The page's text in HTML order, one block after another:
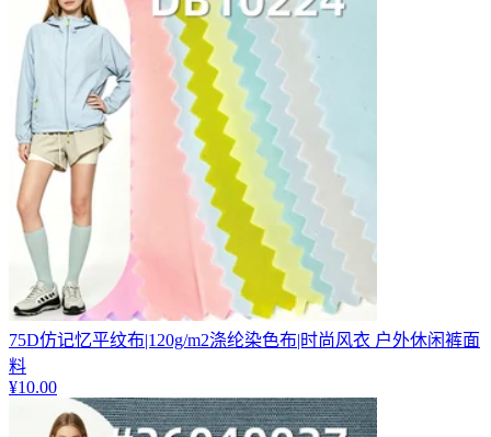
75D仿记忆平纹布|120g/m2涤纶染色布|时尚风衣 户外休闲裤面
料
¥10.00